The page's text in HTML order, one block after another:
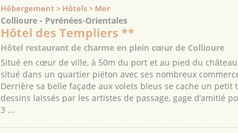
Hébergement > Hôtels > Mer
Collioure - Pyrénées-Orientales
Hôtel des Templiers **
Hôtel restaurant de charme en plein cœur de Collioure
Situé en cœur de ville, à 50m du port et au pied du
situé dans un quartier piéton avec ses nombreux
Derrière sa belle façade aux volets bleus se cache un
dessins laissés par les artistes de passage, gage d’amitié
3 ...